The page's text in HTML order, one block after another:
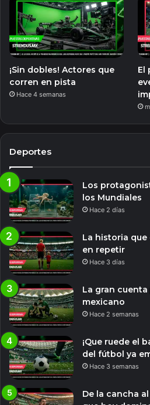
¡Sin dobles! Actores que
corren en pista
Hace 4 semanas
El
Deportes
Los
los Mundiales
Hace 2 días
La historia
en repetir
Hace 3 días
La gran
mexicano
Hace 2 semanas
¡Que ruede el
del fútbol ya
Hace 3 semanas
De la cancha